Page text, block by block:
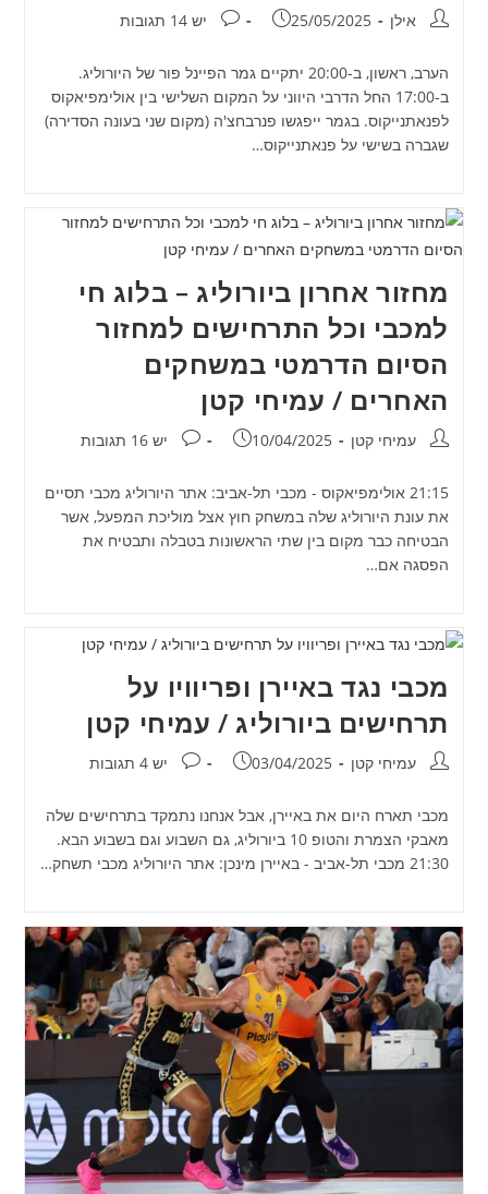
מחבר:אילן פורסם:
25/05/2025 תגובות:
יש 14 תגובות
הערב, ראשון, ב-20:00 יתקיים גמר הפיינל פור של היורוליג.
ב-17:00 החל הדרבי היווני על המקום השלישי בין אולימפיאקוס
לפנאתנייקוס. בגמר ייפגשו פנרבחצ'ה (מקום שני בעונה הסדירה)
שגברה בשישי על פנאתנייקוס…
מחזור אחרון ביורוליג – בלוג חי
למכבי וכל התרחישים למחזור
הסיום הדרמטי במשחקים
האחרים / עמיחי קטן
מחבר:עמיחי קטן פורסם:
10/04/2025 תגובות:
יש 16 תגובות
21:15 אולימפיאקוס - מכבי תל-אביב: אתר היורוליג מכבי תסיים
את עונת היורוליג שלה במשחק חוץ אצל מוליכת המפעל, אשר
הבטיחה כבר מקום בין שתי הראשונות בטבלה ותבטיח את
הפסגה אם…
מכבי נגד באיירן ופריוויו על
תרחישים ביורוליג / עמיחי קטן
מחבר:עמיחי קטן פורסם:
03/04/2025 תגובות:
יש 4 תגובות
מכבי תארח היום את באיירן, אבל אנחנו נתמקד בתרחישים שלה
מאבקי הצמרת והטופ 10 ביורוליג, גם השבוע וגם בשבוע הבא.
21:30 מכבי תל-אביב - באיירן מינכן: אתר היורוליג מכבי תשחק…